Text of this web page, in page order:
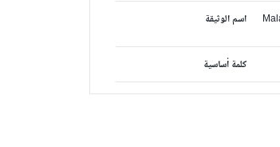
اسم الوثيقة
كلمة أساسية